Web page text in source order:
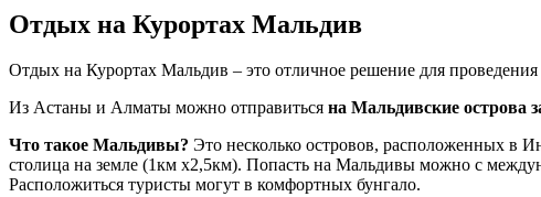
Отдых на Курортах Мальдив
Отдых на Курортах Мальдив – это отличное решение для
Из Астаны и Алматы можно отправиться на Мальдивские острова
Что такое Мальдивы? Это несколько островов, расположенных в
столица на земле (1км х2,5км). Попасть на Мальдивы можно с
Расположиться туристы могут в комфортных бунгало.